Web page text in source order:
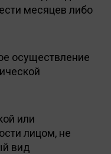
месяцев либо
осуществление
или
лицом, не
вид